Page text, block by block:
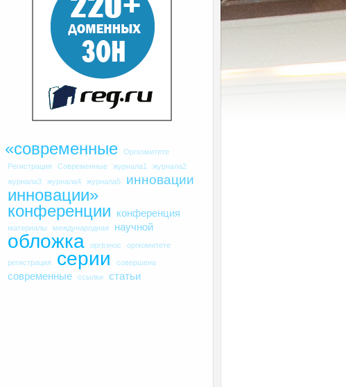
«современные
Оргкомитете
Регистрация
Современные журнала1
журнала2
журнала3
журнала4 журнала5 инновации
инновации»
конференции
конференция
материалы международная научной
обложка оргвзнос оргкомитете
регистрация серии совершена
современные ссылки статьи